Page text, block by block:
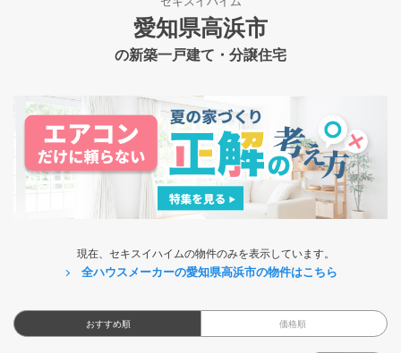
愛知県高浜市
の新築一戸建て・分譲住宅
現在、セキスイハイムの物件のみを表示しています。
全ハウスメーカーの愛知県高浜市の物件はこちら
おすすめ順 価格順